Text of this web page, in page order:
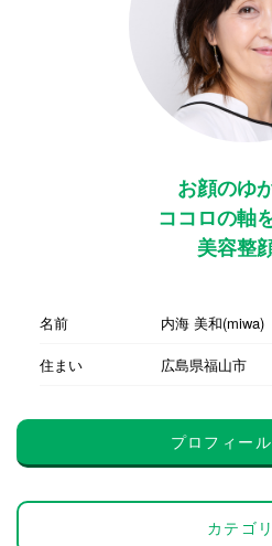
お顔のゆ
ココロの軸
美容整
名前
内海 美和(miwa)
住まい
広島県福山市
プロフィー
カテゴ